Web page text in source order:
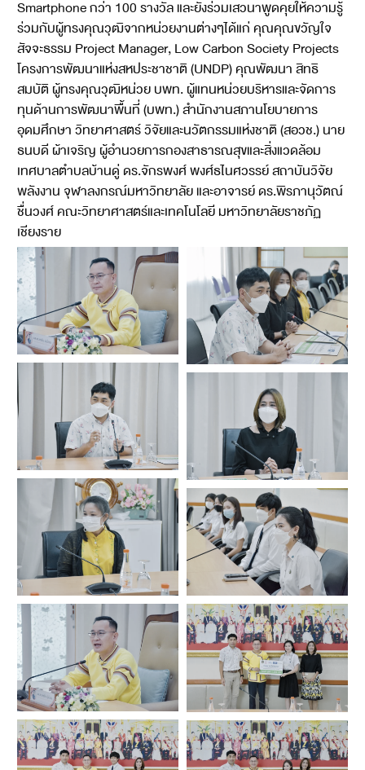
Smartphone กว่า 100 รางวัล และยังร่วมเสวนาพูดคุยให้ความรู้
ร่วมกับผู้ทรงคุณวุฒิจากหน่วยงานต่างๆได้แก่ คุณคุณขวัญใจ
สัจจะธรรม Project Manager, Low Carbon Society Projects
โครงการพัฒนาแห่งสหประชาชาติ (UNDP) คุณพัฒนา สิทธิ
สมบัติ ผู้ทรงคุณวุฒิหน่วย บพท. ผู้แทนหน่วยบริหารและจัดการ
ทุนด้านการพัฒนาพื้นที่ (บพท.) สำนักงานสภานโยบายการ
อุดมศึกษา วิทยาศาสตร์ วิจัยและนวัตกรรมแห่งชาติ (สอวช.) นาย
ธนบดี ผ้าเจริญ ผู้อำนวยการกองสาธารณสุขและสิ่งแวดล้อม
เทศบาลตำบลบ้านดู่ ดร.จักรพงศ์ พงศ์ธไนศวรรย์ สถาบันวิจัย
พลังงาน จุฬาลงกรณ์มหาวิทยาลัย และอาจารย์ ดร.พิรภานุวัตณ์
ชื่นวงศ์ คณะวิทยาศาสตร์และเทคโนโลยี มหาวิทยาลัยราชภัฏ
เชียงราย